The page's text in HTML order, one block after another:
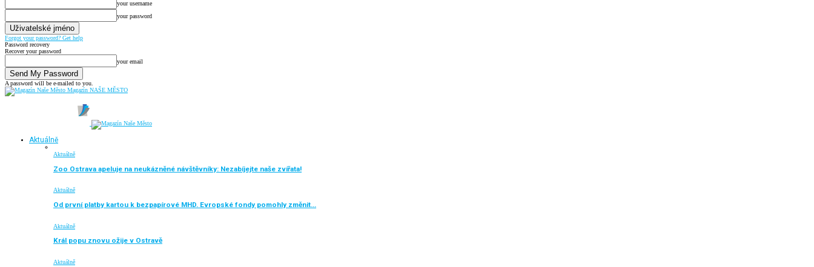
your username
your password
Forgot your password? Get help
Password recovery
Recover your password
your email
A password will be e-mailed to you.
Magazín NAŠE MĚSTO
Aktuálně
Aktuálně
Zoo Ostrava apeluje na neukázněné návštěvníky: Nezabíjejte naše zvířata!
Aktuálně
Od první platby kartou k bezpapírové MHD. Evropské fondy pomohly změnit…
Aktuálně
Král popu znovu ožije v Ostravě
Aktuálně